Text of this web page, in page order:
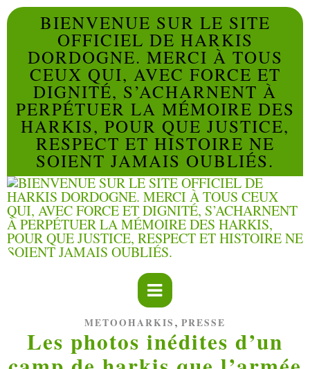
BIENVENUE SUR LE SITE
OFFICIEL DE HARKIS
DORDOGNE. MERCI À TOUS
CEUX QUI, AVEC FORCE ET
DIGNITÉ, S’ACHARNENT À
PERPÉTUER LA MÉMOIRE DES
HARKIS, POUR QUE JUSTICE,
RESPECT ET HISTOIRE NE
SOIENT JAMAIS OUBLIÉS.
METOOHARKIS , PRESSE
Les photos inédites d’un